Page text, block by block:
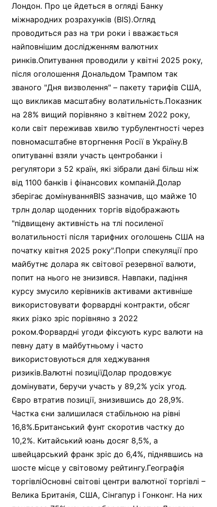
Лондон. Про це йдеться в огляді Банку
міжнародних розрахунків (BIS).Огляд
проводиться раз на три роки і вважається
найповнішим дослідженням валютних
ринків.Опитування проводили у квітні 2025 року,
після оголошення Дональдом Трампом так
званого "Дня визволення" – пакету тарифів США,
що викликав масштабну волатильність.Показник
на 28% вищий порівняно з квітнем 2022 року,
коли світ переживав хвилю турбулентності через
повномасштабне вторгнення Росії в Україну.В
опитуванні взяли участь центробанки і
регулятори з 52 країн, які зібрали дані більш ніж
від 1100 банків і фінансових компаній.Долар
зберігає домінуванняBIS зазначив, що майже 10
трлн долар щоденних торгів відображають
"підвищену активність на тлі посиленої
волатильності після тарифних оголошень США на
початку квітня 2025 року".Попри спекуляції про
майбутнє долара як світової резервної валюти,
попит на нього не знизився. Навпаки, падіння
курсу змусило керівників активами активніше
використовувати форвардні контракти, обсяг
яких різко зріс порівняно з 2022
роком.Форвардні угоди фіксують курс валюти на
певну дату в майбутньому і часто
використовуються для хеджування
ризиків.Валютні позиціїДолар продовжує
домінувати, беручи участь у 89,2% усіх угод.
Євро втратив позиції, знизившись до 28,9%.
Частка єни залишилася стабільною на рівні
16,8%.Британський фунт скоротив частку до
10,2%. Китайський юань досяг 8,5%, а
швейцарський франк зріс до 6,4%, піднявшись на
шосте місце у світовому рейтингу.Географія
торгівліОсновні світові центри валютної торгівлі –
Велика Британія, США, Сінгапур і Гонконг. На них